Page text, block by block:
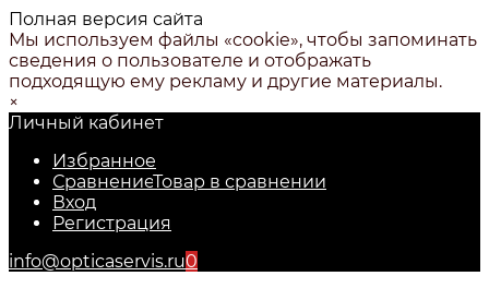
Полная версия сайта
Мы используем файлы «cookie», чтобы запоминать
сведения о пользователе и отображать
подходящую ему рекламу и другие материалы.
×
Личный кабинет
Избранное
СравнениеТовар в сравнении
Вход
Регистрация
info@opticaservis.ru0